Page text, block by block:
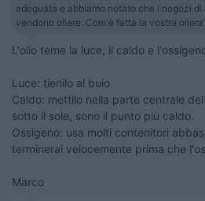
adeguata e abbiamo notato che i negozi
vendono oliere. Com'è fatta la vostra
L'olio teme la luce, il caldo e
Luce: tienilo al buio
Caldo: mettilo nella parte centrale
sotto il sole, sono il punto più caldo.
Ossigeno: usa molti contenitori
terminerai velocemente prima che
Marco